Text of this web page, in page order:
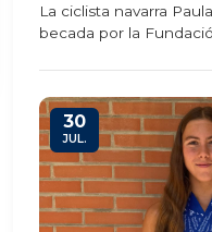
La ciclista navarra
becada por la
30
JUL.